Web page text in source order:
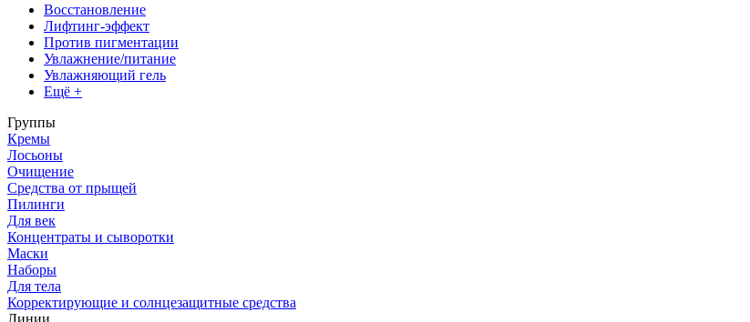
Восстановление
Лифтинг-эффект
Против пигментации
Увлажнение/питание
Увлажняющий гель
Ещё +
Группы
Кремы
Лосьоны
Очищение
Средства от прыщей
Пилинги
Для век
Концентраты и сыворотки
Маски
Наборы
Для тела
Корректирующие и солнцезащитные средства
Линии